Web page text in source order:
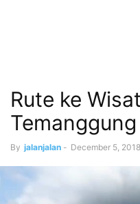
Rute ke
Temanggung
By jalanjalan - December 5, 2018